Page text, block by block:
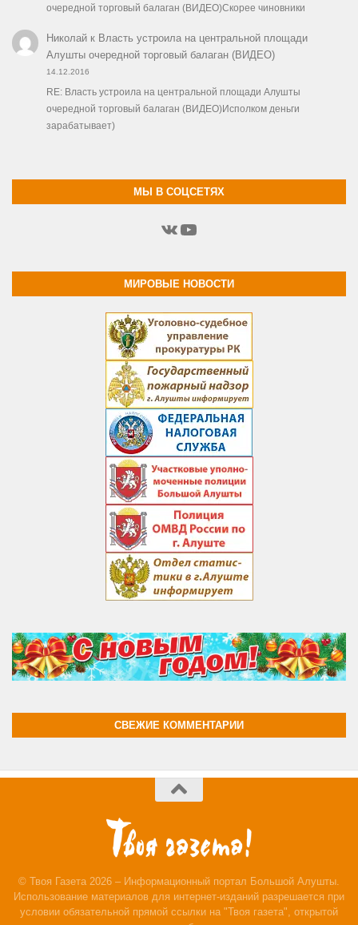
очередной торговый балаган (ВИДЕО)Скорее чиновники
Николайк Власть устроила на центральной площади
Алушты очередной торговый балаган (ВИДЕО)
14.12.2016
RE: Власть устроила на центральной площади Алушты
очередной торговый балаган (ВИДЕО)Исполком деньги
зарабатывает)
МЫ В СОЦСЕТЯХ
ВКонтакте
YouTube
МИРОВЫЕ НОВОСТИ
СВЕЖИЕ КОММЕНТАРИИ
© Твоя Газета 2026 – Информационный портал Большой Алушты.
Использование материалов для интернет-изданий разрешается при
условии обязательной прямой ссылки на "Твоя газета", открытой